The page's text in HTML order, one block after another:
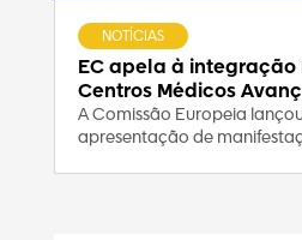
EC apela à integração
Centros Médicos
NOTÍCIAS
A Comissão Europeia
apresentação de